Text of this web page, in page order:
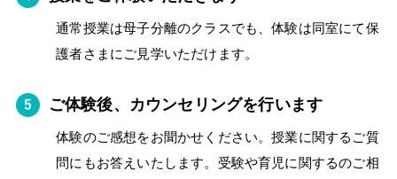
通常授業は母子分離のクラスでも、体験は同室にて保
護者さまにご見学いただけます。
ご体験後、カウンセリングを行います
体験のご感想をお聞かせください。授業に関するご質
問にもお答えいたします。受験や育児に関するのご相